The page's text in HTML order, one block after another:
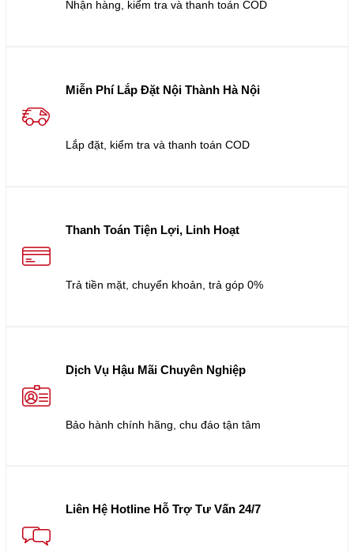
Nhận hàng, kiểm tra và thanh toán COD
Miễn Phí Lắp Đặt Nội Thành Hà Nội
Lắp đặt, kiểm tra và thanh toán COD
Thanh Toán Tiện Lợi, Linh Hoạt
Trả tiền mặt, chuyển khoản, trả góp 0%
Dịch Vụ Hậu Mãi Chuyên Nghiệp
Bảo hành chính hãng, chu đáo tận tâm
Liên Hệ Hotline Hỗ Trợ Tư Vấn 24/7